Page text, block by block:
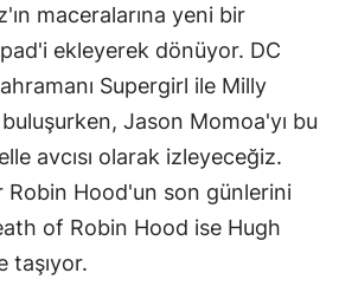
maceralarına yeni bir
ekleyerek dönüyor. DC
Supergirl ile Milly
Jason Momoa'yı bu
avcısı olarak izleyeceğiz.
Robin Hood'un son günlerini
of Robin Hood ise Hugh
taşıyor.